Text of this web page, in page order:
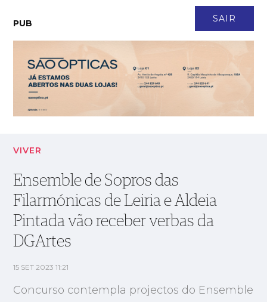
SAIR
PUB
Ensemble de Sopros das Filarmónicas de Leiria e Aldeia
Pintada vão receber verbas da DGArtes
VIVER
Ensemble de Sopros das
Filarmónicas de Leiria e Aldeia
Pintada vão receber verbas da
DGArtes
15 SET 2023 11:21
Concurso contempla projectos do Ensemble